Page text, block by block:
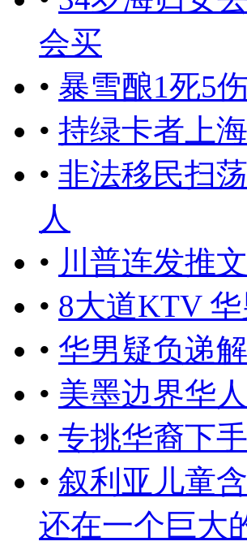
会买
• 暴雪酿1死5
• 持绿卡者上
• 非法移民扫
人
• 川普连发推
• 8大道KTV
• 华男疑负递
• 美墨边界华
• 专挑华裔下
• 叙利亚儿童
还在一个巨大